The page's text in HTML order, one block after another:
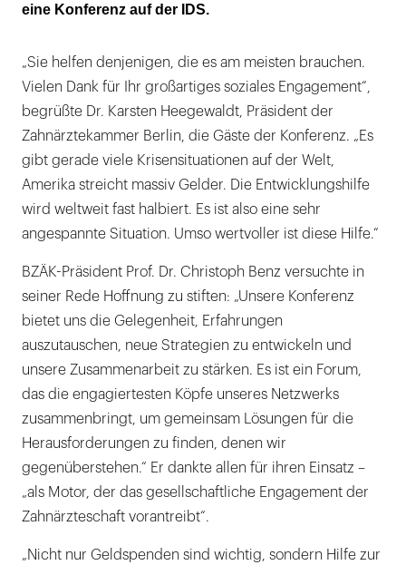
eine Konferenz auf der IDS.
„Sie helfen denjenigen, die es am meisten brauchen.
Vielen Dank für Ihr großartiges soziales Engagement“,
begrüßte Dr. Karsten Heegewaldt, Präsident der
Zahnärztekammer Berlin, die Gäste der Konferenz. „Es
gibt gerade viele Krisensituationen auf der Welt,
Amerika streicht massiv Gelder. Die Entwicklungshilfe
wird weltweit fast halbiert. Es ist also eine sehr
angespannte Situation. Umso wertvoller ist diese Hilfe.“
BZÄK-Präsident Prof. Dr. Christoph Benz versuchte in
seiner Rede Hoffnung zu stiften: „Unsere Konferenz
bietet uns die Gelegenheit, Erfahrungen
auszutauschen, neue Strategien zu entwickeln und
unsere Zusammenarbeit zu stärken. Es ist ein Forum,
das die engagiertesten Köpfe unseres Netzwerks
zusammenbringt, um gemeinsam Lösungen für die
Herausforderungen zu finden, denen wir
gegenüberstehen.“ Er dankte allen für ihren Einsatz –
„als Motor, der das gesellschaftliche Engagement der
Zahnärzteschaft vorantreibt“.
„Nicht nur Geldspenden sind wichtig, sondern Hilfe zur